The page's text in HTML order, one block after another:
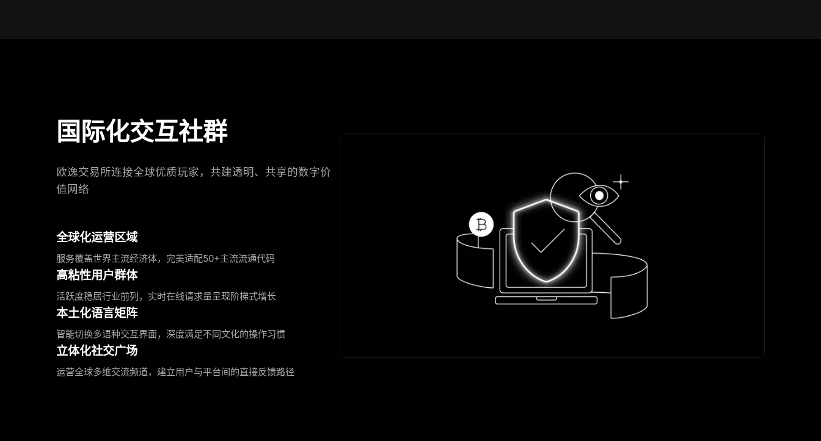
国际化交互社群
欧逸交易所连接全球优质玩家，共建透明、共享的数字价
值网络
全球化运营区域
服务覆盖世界主流经济体，完美适配50+主流流通代码
高粘性用户群体
活跃度稳居行业前列，实时在线请求量呈现阶梯式增长
本土化语言矩阵
智能切换多语种交互界面，深度满足不同文化的操作习惯
立体化社交广场
运营全球多维交流频道，建立用户与平台间的直接反馈路径